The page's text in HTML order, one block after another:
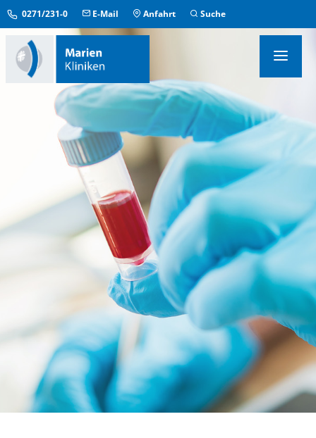
0271/231-0 E-Mail Anfahrt Suche
KLINIKEN & INSTITUTE
MEDIZINISCHE ZENTREN
ÜBERGREIFENDE EINRICHTUNGEN
PFLEGE & AUFENTHALT
KONTAKT & SERVICE